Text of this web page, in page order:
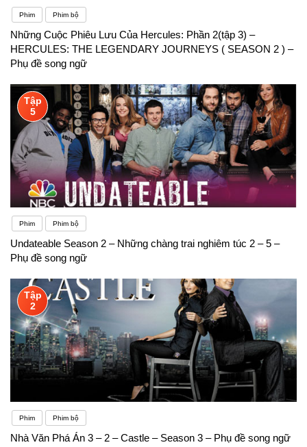
Phim Phim bộ
Những Cuộc Phiêu Lưu Của Hercules: Phần 2(tập 3) –
HERCULES: THE LEGENDARY JOURNEYS ( SEASON 2 ) –
Phụ đề song ngữ
Tập
5
Phim Phim bộ
Undateable Season 2 – Những chàng trai nghiêm túc 2 – 5 –
Phụ đề song ngữ
Tập
2
Phim Phim bộ
Nhà Văn Phá Án 3 – 2 – Castle – Season 3 – Phụ đề song ngữ